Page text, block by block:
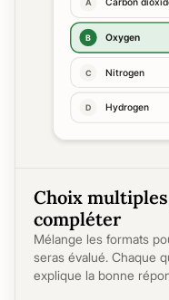
Choix
compléter
Mélange les formats
seras évalué. Chaque
explique la bonne